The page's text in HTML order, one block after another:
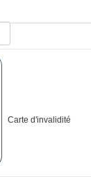
Carte d'invalidité